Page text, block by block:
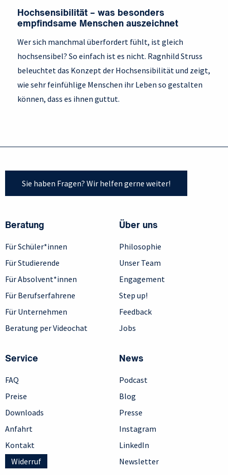
Hochsensibilität – was besonders
empfindsame Menschen auszeichnet
Wer sich manchmal überfordert fühlt, ist gleich
hochsensibel? So einfach ist es nicht. Ragnhild Struss
beleuchtet das Konzept der Hochsensibilität und zeigt,
wie sehr feinfühlige Menschen ihr Leben so gestalten
können, dass es ihnen guttut.
Sie haben Fragen? Wir helfen gerne weiter!
Beratung
Für Schüler*innen
Für Studierende
Für Absolvent*innen
Für Berufserfahrene
Für Unternehmen
Beratung per Videochat
Über uns
Philosophie
Unser Team
Engagement
Step up!
Feedback
Jobs
Service
FAQ
Preise
Downloads
Anfahrt
Kontakt
Widerruf
News
Podcast
Blog
Presse
Instagram
LinkedIn
Newsletter